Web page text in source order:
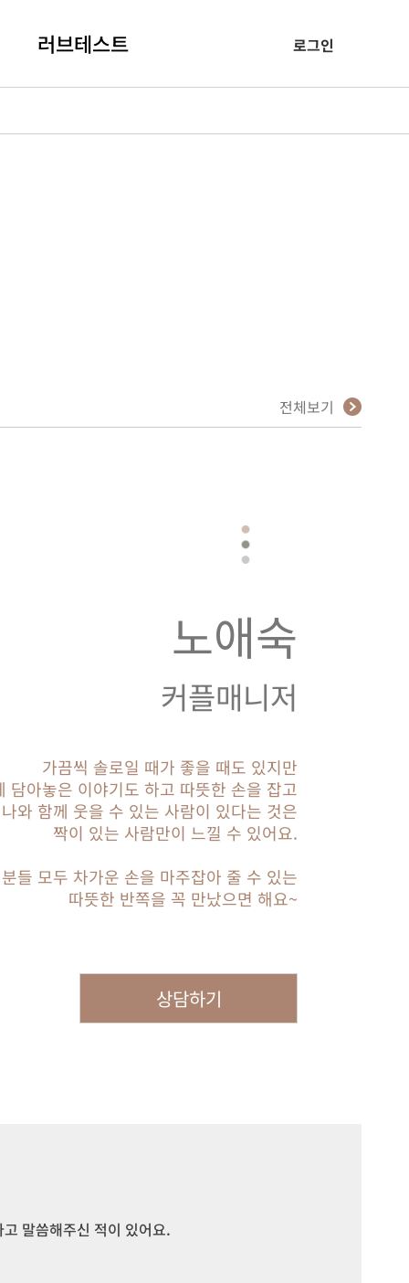
러브테스트 로그인
전체보기
노애숙
커플매니저
가끔씩 솔로일 때가 좋을 때도 있지만
담아놓은 이야기도 하고 따뜻한 손을 잡고
와 함께 웃을 수 있는 사람이 있다는 것은
짝이 있는 사람만이 느낄 수 있어요.
들 모두 차가운 손을 마주잡아 줄 수 있는
따뜻한 반쪽을 꼭 만났으면 해요~
상담하기
말씀해주신 적이 있어요.